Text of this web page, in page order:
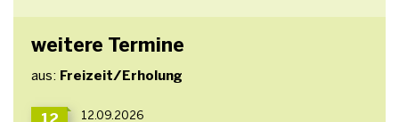
weitere Termine
aus: Freizeit/Erholung
12 12.09.2026